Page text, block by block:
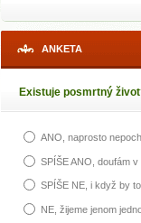
ANKETA
Existuje posmrtný
ANO, naprosto
SPÍŠE ANO, doufám v
SPÍŠE NE, i když by
NE, žijeme jenom